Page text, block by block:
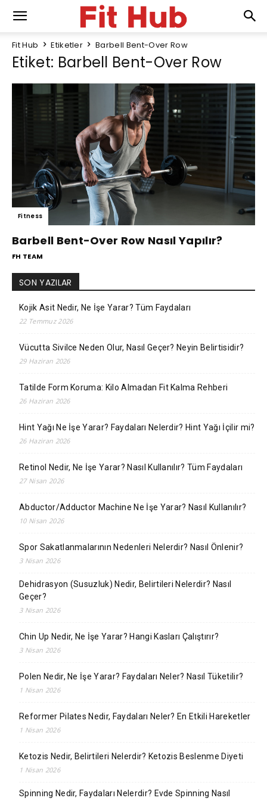
Fit Hub Etiketler Barbell Bent-Over Row
Etiket: Barbell Bent-Over Row
Fitness
Barbell Bent-Over Row Nasıl Yapılır?
FH TEAM
SON YAZILAR
Kojik Asit Nedir, Ne İşe Yarar? Tüm Faydaları
22 Temmuz 2026
Vücutta Sivilce Neden Olur, Nasıl Geçer? Neyin Belirtisidir?
29 Haziran 2026
Tatilde Form Koruma: Kilo Almadan Fit Kalma Rehberi
26 Haziran 2026
Hint Yağı Ne İşe Yarar? Faydaları Nelerdir? Hint Yağı İçilir mi?
26 Haziran 2026
Retinol Nedir, Ne İşe Yarar? Nasıl Kullanılır? Tüm Faydaları
27 Nisan 2026
Abductor/Adductor Machine Ne İşe Yarar? Nasıl Kullanılır?
10 Nisan 2026
Spor Sakatlanmalarının Nedenleri Nelerdir? Nasıl Önlenir?
3 Nisan 2026
Dehidrasyon (Susuzluk) Nedir, Belirtileri Nelerdir? Nasıl
Geçer?
3 Nisan 2026
Chin Up Nedir, Ne İşe Yarar? Hangi Kasları Çalıştırır?
3 Nisan 2026
Polen Nedir, Ne İşe Yarar? Faydaları Neler? Nasıl Tüketilir?
1 Nisan 2026
Reformer Pilates Nedir, Faydaları Neler? En Etkili Hareketler
1 Nisan 2026
Ketozis Nedir, Belirtileri Nelerdir? Ketozis Beslenme Diyeti
1 Nisan 2026
Spinning Nedir, Faydaları Nelerdir? Evde Spinning Nasıl